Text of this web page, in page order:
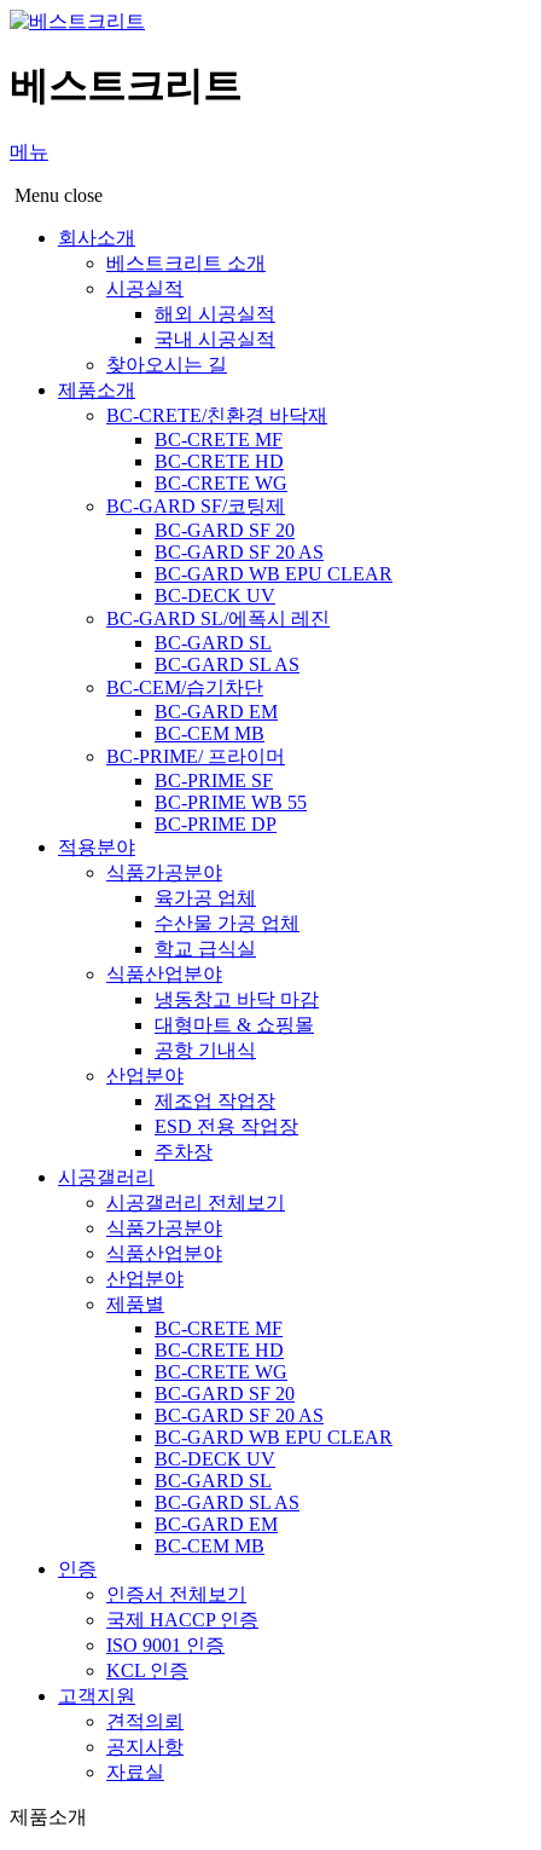
베스트크리트
메뉴
Menu close
회사소개
베스트크리트 소개
시공실적
해외 시공실적
국내 시공실적
찾아오시는 길
제품소개
BC-CRETE/친환경 바닥재
BC-CRETE MF
BC-CRETE HD
BC-CRETE WG
BC-GARD SF/코팅제
BC-GARD SF 20
BC-GARD SF 20 AS
BC-GARD WB EPU CLEAR
BC-DECK UV
BC-GARD SL/에폭시 레진
BC-GARD SL
BC-GARD SL AS
BC-CEM/습기차단
BC-GARD EM
BC-CEM MB
BC-PRIME/ 프라이머
BC-PRIME SF
BC-PRIME WB 55
BC-PRIME DP
적용분야
식품가공분야
육가공 업체
수산물 가공 업체
학교 급식실
식품산업분야
냉동창고 바닥 마감
대형마트 & 쇼핑몰
공항 기내식
산업분야
제조업 작업장
ESD 전용 작업장
주차장
시공갤러리
시공갤러리 전체보기
식품가공분야
식품산업분야
산업분야
제품별
BC-CRETE MF
BC-CRETE HD
BC-CRETE WG
BC-GARD SF 20
BC-GARD SF 20 AS
BC-GARD WB EPU CLEAR
BC-DECK UV
BC-GARD SL
BC-GARD SL AS
BC-GARD EM
BC-CEM MB
인증
인증서 전체보기
국제 HACCP 인증
ISO 9001 인증
KCL 인증
고객지원
견적의뢰
공지사항
자료실
제품소개